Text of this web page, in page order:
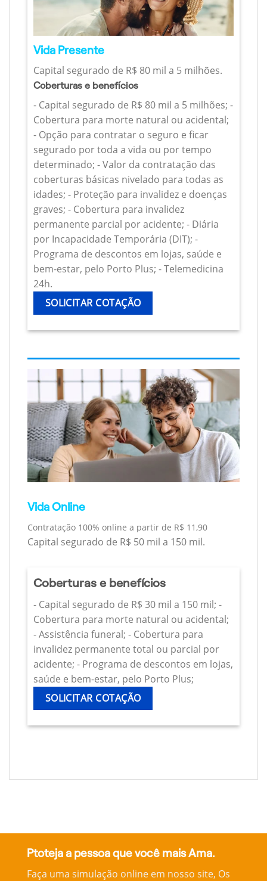
Vida Presente
Capital segurado de R$ 80 mil a 5 milhões.
Coberturas e benefícios
- Capital segurado de R$ 80 mil a 5 milhões; -
Cobertura para morte natural ou acidental;
- Opção para contratar o seguro e ficar
segurado por toda a vida ou por tempo
determinado; - Valor da contratação das
coberturas básicas nivelado para todas as
idades; - Proteção para invalidez e doenças
graves; - Cobertura para invalidez
permanente parcial por acidente; - Diária
por Incapacidade Temporária (DIT); -
Programa de descontos em lojas, saúde e
bem-estar, pelo Porto Plus; - Telemedicina
24h.
SOLICITAR COTAÇÃO
Vida Online
Contratação 100% online a partir de R$ 11,90
Capital segurado de R$ 50 mil a 150 mil.
Coberturas e benefícios
- Capital segurado de R$ 30 mil a 150 mil; -
Cobertura para morte natural ou acidental;
- Assistência funeral; - Cobertura para
invalidez permanente total ou parcial por
acidente; - Programa de descontos em lojas,
saúde e bem-estar, pelo Porto Plus;
SOLICITAR COTAÇÃO
Ptoteja a pessoa que você mais Ama.
Faça uma simulação online em nosso site, Os